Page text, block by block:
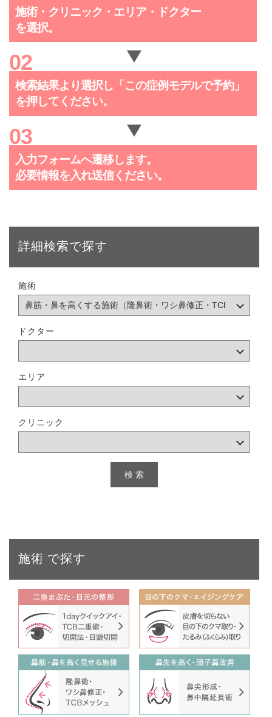
施術・クリニック・ エリア・ドクター
を選択。
検索結果より選択し「この症例モデルで予約」
を押してください。
入力フォームへ遷移します。
必要情報を入れ送信ください。
詳細検索で探す
施術
ドクター
エリア
クリニック
施術 で探す